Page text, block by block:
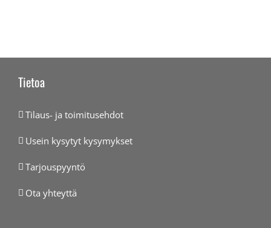
Tietoa
Tilaus- ja toimitusehdot
Usein kysytyt kysymykset
Tarjouspyyntö
Ota yhteyttä